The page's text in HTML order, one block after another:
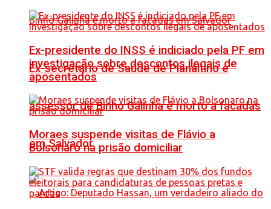
Ex-secretário de Saúde de Planaltino e
assessor de Binho Galinha é morto a facadas
em Salvador
Ex-presidente do INSS é indiciado pela PF em
investigação sobre descontos ilegais de
aposentados
Moraes suspende visitas de Flávio a
Bolsonaro na prisão domiciliar